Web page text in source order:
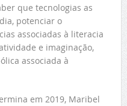
que tecnologias as
potenciar o
associadas à literacia
e imaginação,
associada à
em 2019, Maribel